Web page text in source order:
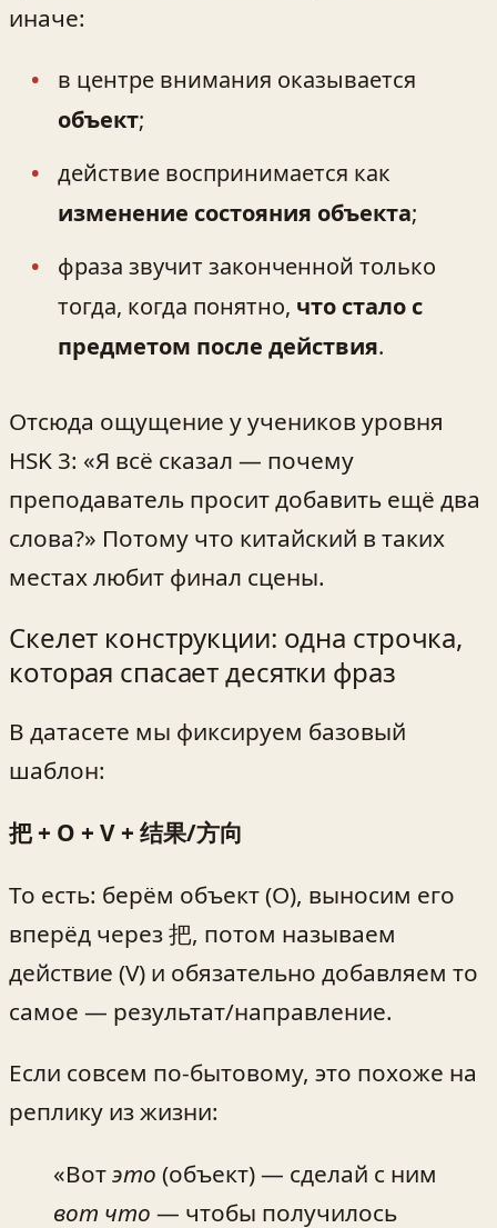
иначе:
в центре внимания оказывается
объект;
действие воспринимается как
изменение состояния объекта;
фраза звучит законченной только
тогда, когда понятно, что стало с
предметом после действия.
Отсюда ощущение у учеников уровня
HSK 3: «Я всё сказал — почему
преподаватель просит добавить ещё два
слова?» Потому что китайский в таких
местах любит финал сцены.
Скелет конструкции: одна строчка,
которая спасает десятки фраз
В датасете мы фиксируем базовый
шаблон:
把 + O + V + 结果/方向
То есть: берём объект (O), выносим его
вперёд через 把, потом называем
действие (V) и обязательно добавляем то
самое — результат/направление.
Если совсем по-бытовому, это похоже на
реплику из жизни:
«Вотэто (объект) — сделай с ним
вот что — чтобы получилось